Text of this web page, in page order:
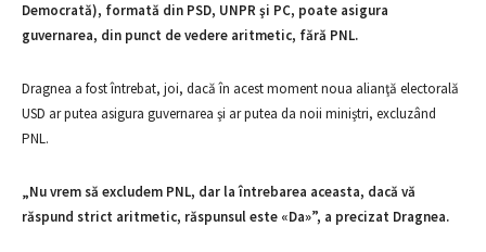
Democrată), formată din PSD, UNPR şi PC, poate asigura
guvernarea, din punct de vedere aritmetic, fără PNL.
Dragnea a fost întrebat, joi, dacă în acest moment noua alianţă electorală
USD ar putea asigura guvernarea şi ar putea da noii miniştri, excluzând
PNL.
„Nu vrem să excludem PNL, dar la întrebarea aceasta, dacă vă
răspund strict aritmetic, răspunsul este «Da»”, a precizat Dragnea.